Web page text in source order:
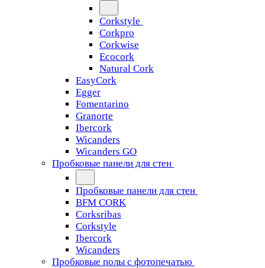
Corkstyle
Corkpro
Corkwise
Ecocork
Natural Cork
EasyCork
Egger
Fomentarino
Granorte
Ibercork
Wicanders
Wicanders GO
Пробковые панели для стен
Пробковые панели для стен
BFM CORK
Corksribas
Corkstyle
Ibercork
Wicanders
Пробковые полы с фотопечатью